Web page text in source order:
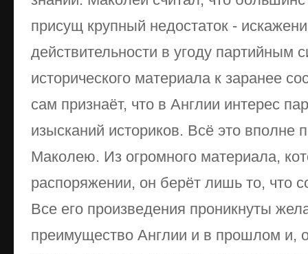
присущ крупный недостаток -
действительности в угоду партийным
исторического материала к заранее
сам признаёт, что в Англии интерес
изысканий историков. Всё это вполне
Маколею. Из огромного материала,
распоряжении, он берёт лишь то, что
Все его произведения проникнуты
преимущество Англии и в прошлом и,